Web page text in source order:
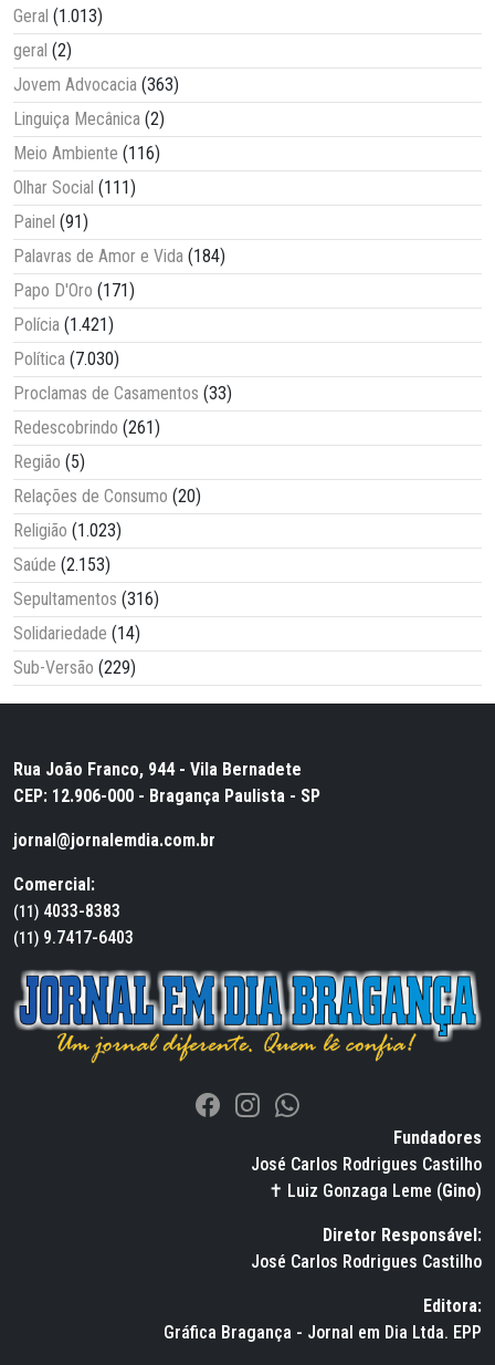
Geral (1.013)
geral (2)
Jovem Advocacia (363)
Linguiça Mecânica (2)
Meio Ambiente (116)
Olhar Social (111)
Painel (91)
Palavras de Amor e Vida (184)
Papo D'Oro (171)
Polícia (1.421)
Política (7.030)
Proclamas de Casamentos (33)
Redescobrindo (261)
Região (5)
Relações de Consumo (20)
Religião (1.023)
Saúde (2.153)
Sepultamentos (316)
Solidariedade (14)
Sub-Versão (229)
Rua João Franco, 944 - Vila Bernadete
CEP: 12.906-000 - Bragança Paulista - SP
jornal@jornalemdia.com.br
Comercial:
(11) 4033-8383
(11) 9.7417-6403
Fundadores
José Carlos Rodrigues Castilho
✝ Luiz Gonzaga Leme (Gino)
Diretor Responsável:
José Carlos Rodrigues Castilho
Editora:
Gráfica Bragança - Jornal em Dia Ltda. EPP